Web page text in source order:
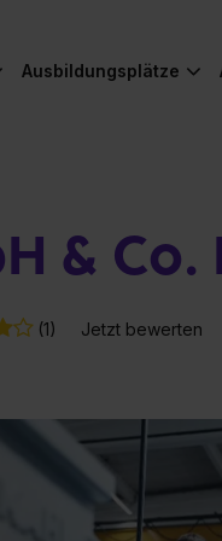
Ausbildungsplätze
& Co.
(1) Jetzt bewerten
was Cooles zu
was Cooles zu